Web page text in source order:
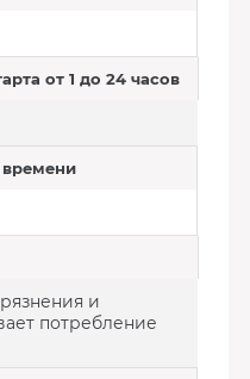
от 1 до 24 часов
и
потребление